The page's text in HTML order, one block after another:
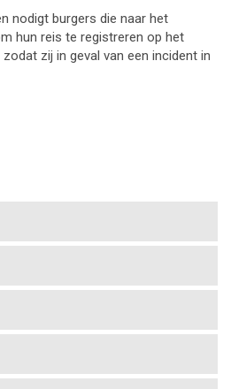
nodigt burgers die naar het
hun reis te registreren op het
zij in geval van een incident in